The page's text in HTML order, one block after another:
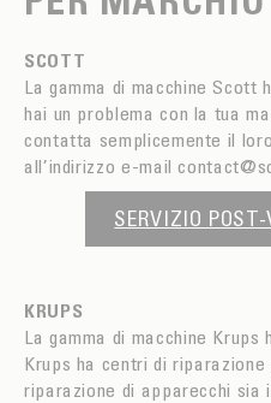
SCOTT
La gamma di macchine Scott
hai un problema con la tua
contatta semplicemente il
all’indirizzo e-mail
SERVIZIO
KRUPS
La gamma di macchine Krups
Krups ha centri di
riparazione di apparecchi sia